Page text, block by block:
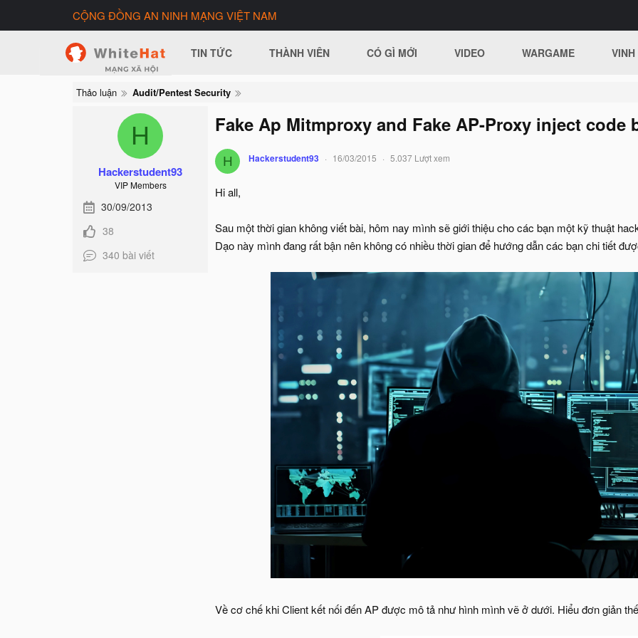
CỘNG ĐỒNG AN NINH MẠNG VIỆT NAM
TIN TỨC THÀNH VIÊN CÓ GÌ MỚI VIDEO WARGAME
Thảo luận Audit/Pentest Security
H
Hackerstudent93
VIP Members
30/09/2013
38
340 bài viết
Fake Ap Mitmproxy and Fake AP-Proxy inject
H Hackerstudent93 16/03/2015 5.037 Lượt xem
Hi all,
Sau một thời gian không viết bài, hôm nay mình sẽ giới thiệu cho các bạn một kỹ thuật
Dạo này mình đang rất bận nên không có nhiều thời gian để hướng dẫn các bạn chi tiết
Về cơ chế khi Client kết nối đến AP được mô tả như hình mình vẽ ở dưới. Hiểu đơn giản